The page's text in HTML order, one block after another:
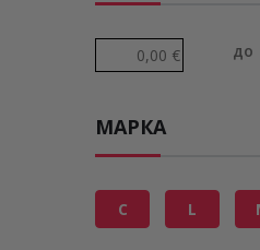
до
МАРКА
C L